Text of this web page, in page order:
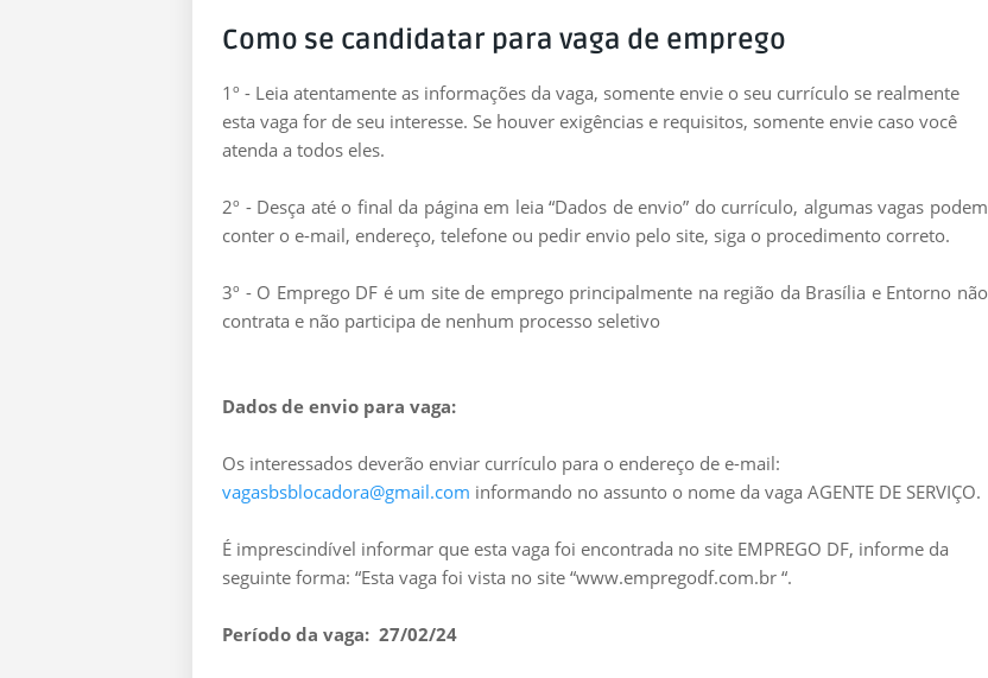
Como se candidatar para vaga de emprego
1º - Leia atentamente as informações da vaga, somente envie o seu currículo se realmente
esta vaga for de seu interesse. Se houver exigências e requisitos, somente envie caso você
atenda a todos eles.
2º - Desça até o final da página em leia “Dados de envio” do currículo, algumas vagas podem
conter o e-mail, endereço, telefone ou pedir envio pelo site, siga o procedimento correto.
3º - O Emprego DF é um site de emprego principalmente na região da Brasília e Entorno não
contrata e não participa de nenhum processo seletivo
Dados de envio para vaga:
Os interessados deverão enviar currículo para o endereço de e-mail:
vagasbsblocadora@gmail.com informando no assunto o nome da vaga AGENTE DE SERVIÇO.
É imprescindível informar que esta vaga foi encontrada no site EMPREGO DF, informe da
seguinte forma: “Esta vaga foi vista no site “www.empregodf.com.br “.
Período da vaga: 27/02/24